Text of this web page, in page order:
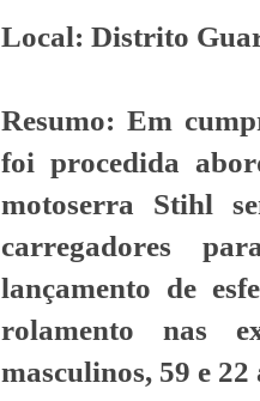
Local: Distrito
Resumo: Em
foi procedida
motoserra Stihl
carregadores
lançamento de
rolamento nas
masculinos, 59 e